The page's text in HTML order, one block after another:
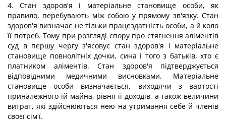
4. Стан здоров'я і матеріальне становище особи, як
правило, перебувають між собою у прямому зв'язку. Стан
здоров'я визначає не тільки працездатність особи, а й коло
її потреб. Тому при розгляді спору про стягнення аліментів
суд в першу чергу з'ясовує стан здоров'я і матеріальне
становище повнолітніх дочки, сина і того з батьків, хто є
платником аліментів. Стан здоров'я підтверджується
відповідними медичними висновками. Матеріальне
становище особи визначається, виходячи з вартості
приналежного їй майна, рівня її доходів, а також величини
витрат, які здійснюються нею на утримання себе й членів
своєї сім'ї.